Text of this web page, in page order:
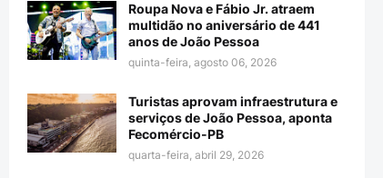
Roupa Nova e Fábio Jr. atraem
multidão no aniversário de 441
anos de João Pessoa
quinta-feira, agosto 06, 2026
Turistas aprovam infraestrutura e
serviços de João Pessoa, aponta
Fecomércio-PB
quarta-feira, abril 29, 2026